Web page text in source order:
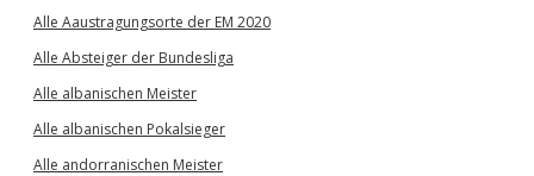
Alle Aaustragungsorte der EM 2020
Alle Absteiger der Bundesliga
Alle albanischen Meister
Alle albanischen Pokalsieger
Alle andorranischen Meister